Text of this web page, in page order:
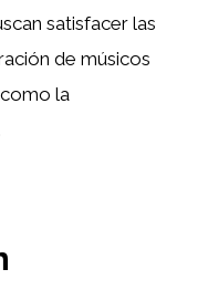
satisfacer las
de músicos
como la